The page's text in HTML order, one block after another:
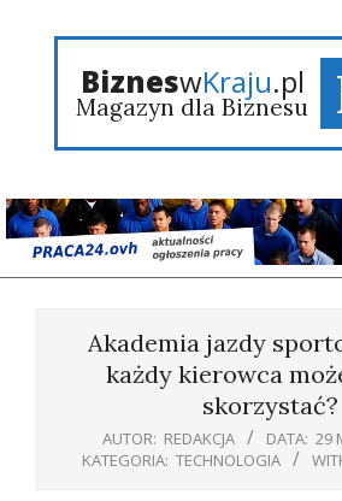
BizneswKraju.pl
Magazyn dla Biznesu
Akademia jazdy
każdy kierowca
skorzystać?
AUTOR: REDAKCJA DATA: 29
KATEGORIA: TECHNOLOGIA